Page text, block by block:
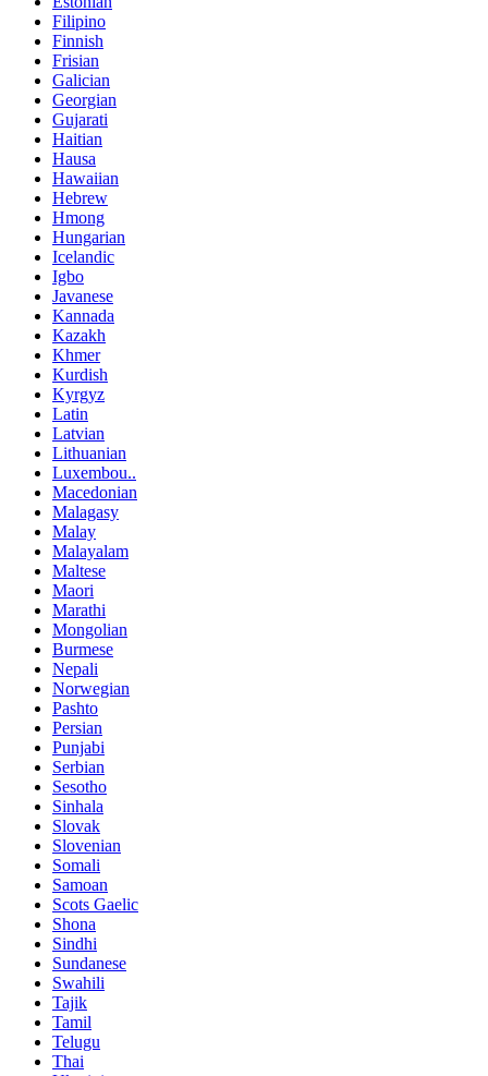
Filipino
Finnish
Frisian
Galician
Georgian
Gujarati
Haitian
Hausa
Hawaiian
Hebrew
Hmong
Hungarian
Icelandic
Igbo
Javanese
Kannada
Kazakh
Khmer
Kurdish
Kyrgyz
Latin
Latvian
Lithuanian
Luxembou..
Macedonian
Malagasy
Malay
Malayalam
Maltese
Maori
Marathi
Mongolian
Burmese
Nepali
Norwegian
Pashto
Persian
Punjabi
Serbian
Sesotho
Sinhala
Slovak
Slovenian
Somali
Samoan
Scots Gaelic
Shona
Sindhi
Sundanese
Swahili
Tajik
Tamil
Telugu
Thai